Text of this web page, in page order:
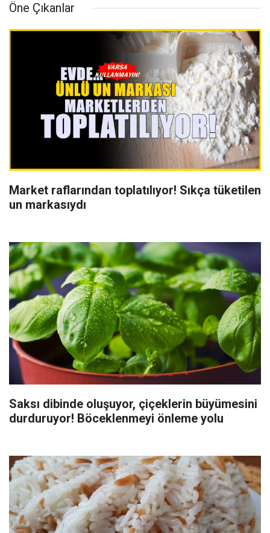
Öne Çıkanlar
Market raflarından toplatılıyor! Sıkça tüketilen
un markasıydı
Saksı dibinde oluşuyor, çiçeklerin büyümesini
durduruyor! Böceklenmeyi önleme yolu